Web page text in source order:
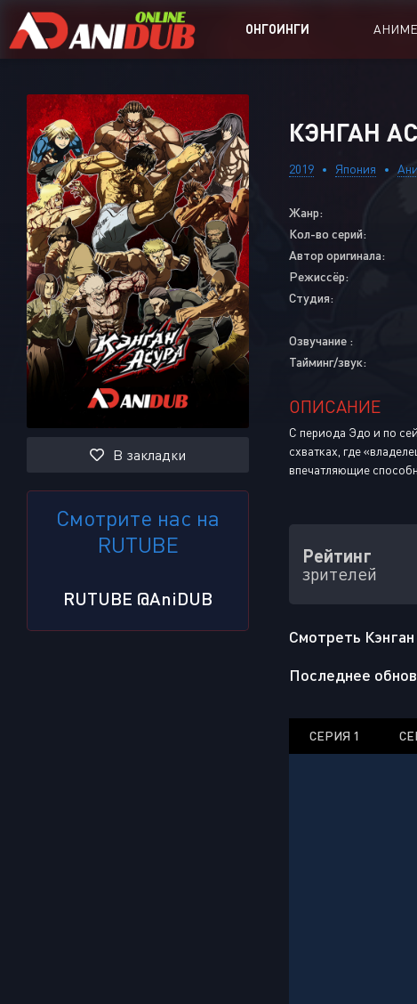
ОНГОИНГИ АНИМЕ
Аниме
В закладки
Смотрите нас на
RUTUBE
RUTUBE @AniDUB
КЭНГАН
2019 Япония
Жанр:
Кол-во серий:
Автор оригинала:
Режиссёр:
Студия:
Озвучание :
Тайминг/звук:
ОПИСАНИЕ
С периода Эдо и по
схватках, где
впечатляющие
Рейтинг
зрителей
Смотреть
Последнее
СЕРИЯ 1